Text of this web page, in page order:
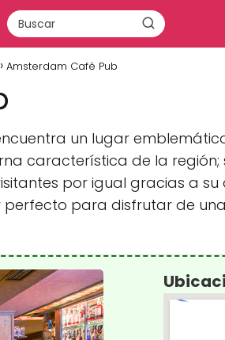
Amsterdam Café Pub
un lugar
característica de la
por igual gracias a
para disfrutar de